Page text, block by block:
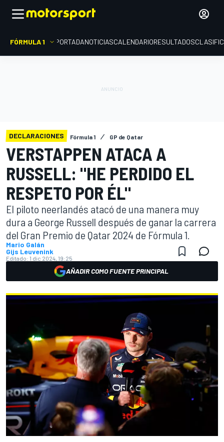
FÓRMULA 1 PORTADANOTICIASCALENDARIORESULTADOS
DECLARACIONES Fórmula 1 GP de Qatar
VERSTAPPEN ATACA A
RUSSELL: "HE PERDIDO EL
RESPETO POR ÉL"
El piloto neerlandés atacó de una manera muy
dura a George Russell después de ganar la carrera
del Gran Premio de Qatar 2024 de Fórmula 1.
Mario Galán
Gijs Leuvenink
Editado: 1 dic 2024, 19:25
AÑADIR COMO FUENTE PRINCIPAL